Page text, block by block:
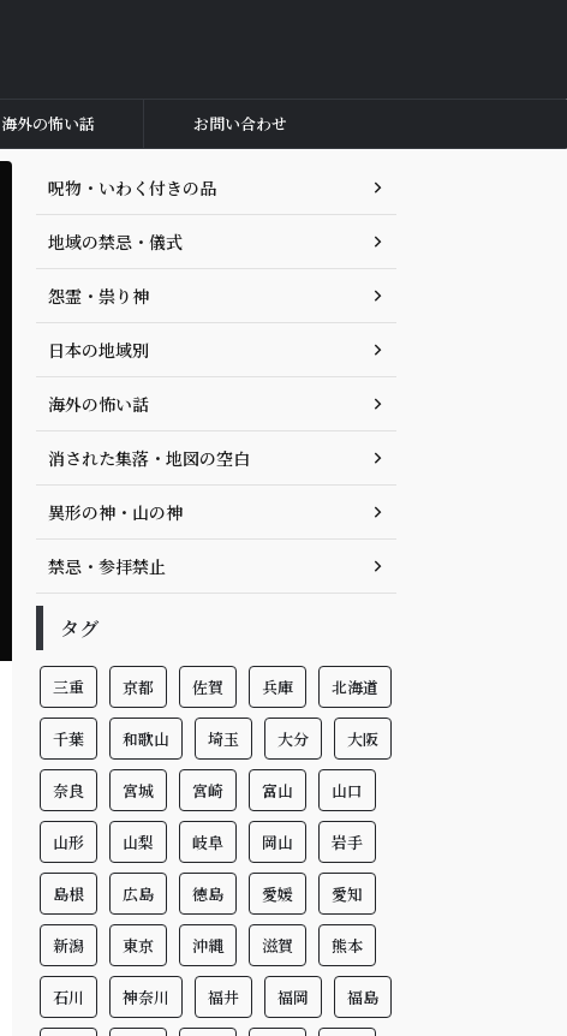
海外の怖い話 お問い合わせ
呪物・いわく付きの品
地域の禁忌・儀式
怨霊・祟り神
日本の地域別
海外の怖い話
消された集落・地図の空白
異形の神・山の神
禁忌・参拝禁止
タグ
三重 京都 佐賀 兵庫 北海道
千葉 和歌山 埼玉 大分 大阪
奈良 宮城 宮崎 富山 山口
山形 山梨 岐阜 岡山 岩手
島根 広島 徳島 愛媛 愛知
新潟 東京 沖縄 滋賀 熊本
石川 神奈川 福井 福岡 福島